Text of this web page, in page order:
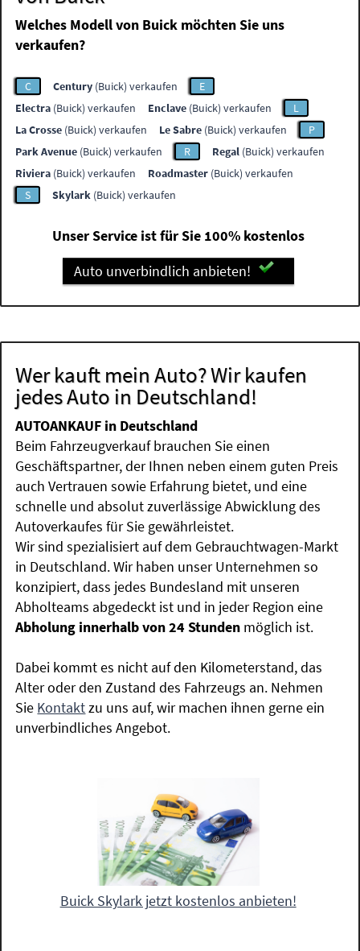
Welches Modell von Buick möchten Sie uns
verkaufen?
C Century (Buick) verkaufen
E
Electra (Buick) verkaufen Enclave (Buick) verkaufen
L
La Crosse (Buick) verkaufen Le Sabre (Buick) verkaufen
P
Park Avenue (Buick) verkaufen R Regal (Buick) verkaufen
Riviera (Buick) verkaufen Roadmaster (Buick) verkaufen
S
Skylark (Buick) verkaufen
Unser Service ist für Sie 100% kostenlos
Auto unverbindlich anbieten!
Wer kauft mein Auto? Wir kaufen
jedes Auto in Deutschland!
AUTOANKAUF in Deutschland
Beim Fahrzeugverkauf brauchen Sie einen
Geschäftspartner, der Ihnen neben einem guten Preis
auch Vertrauen sowie Erfahrung bietet, und eine
schnelle und absolut zuverlässige Abwicklung des
Autoverkaufes für Sie gewährleistet.
Wir sind spezialisiert auf dem Gebrauchtwagen-Markt
in Deutschland. Wir haben unser Unternehmen so
konzipiert, dass jedes Bundesland mit unseren
Abholteams abgedeckt ist und in jeder Region eine
Abholung innerhalb von 24 Stunden möglich ist.
Dabei kommt es nicht auf den Kilometerstand, das
Alter oder den Zustand des Fahrzeugs an. Nehmen
Sie Kontaktzu uns auf, wir machen ihnen gerne ein
unverbindliches Angebot.
Buick Skylark jetzt kostenlos anbieten!